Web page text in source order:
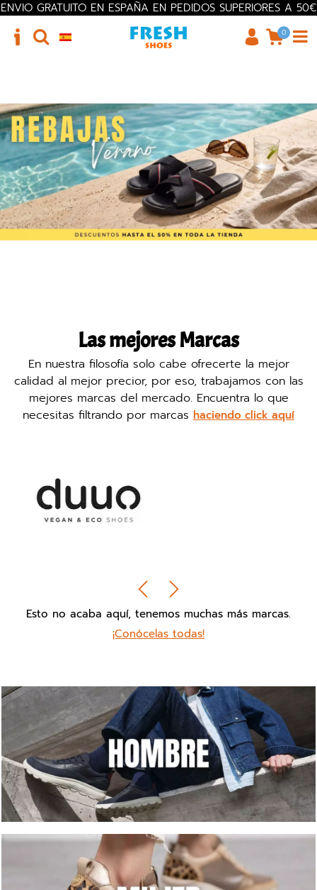
ENVIO GRATUITO EN ESPAÑA EN PEDIDOS SUPERIORES A 50€
0
Las mejores Marcas
En nuestra filosofía solo cabe ofrecerte la mejor
calidad al mejor precior, por eso, trabajamos con las
mejores marcas del mercado. Encuentra lo que
necesitas filtrando por marcas haciendo click aquí
Esto no acaba aquí, tenemos muchas más marcas.
¡Conócelas todas!